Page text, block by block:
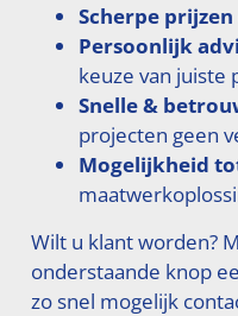
Scherpe prijzen
Persoonlijk
keuze van juiste
Snelle &
projecten geen
Mogelijkheid
Wilt u klant worden?
onderstaande knop
zo snel mogelijk